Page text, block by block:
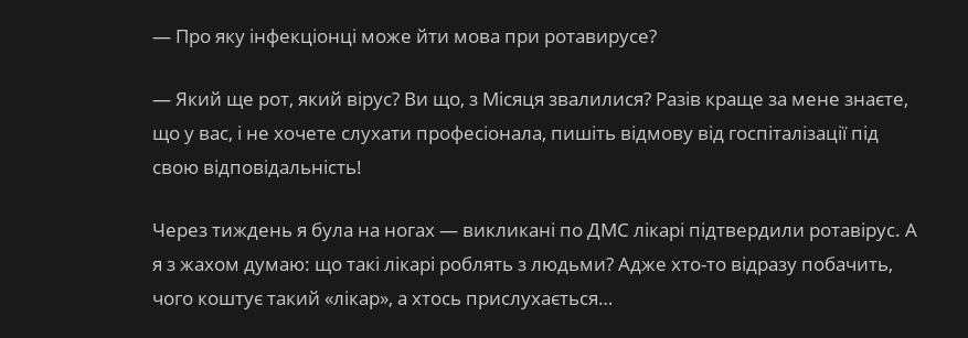
— Про яку інфекціонці може йти мова при ротавирусе?
— Який ще рот, який вірус? Ви що, з Місяця звалилися? Разів краще за мене знаєте,
що у вас, і не хочете слухати професіонала, пишіть відмову від госпіталізації під
свою відповідальність!
Через тиждень я була на ногах — викликані по ДМС лікарі підтвердили ротавірус. А
я з жахом думаю: що такі лікарі роблять з людьми? Адже хто-то відразу побачить,
чого коштує такий «лікар», а хтось прислухається…